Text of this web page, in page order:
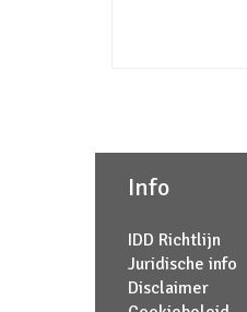
Info
IDD Richtlijn
Juridische info
Disclaimer